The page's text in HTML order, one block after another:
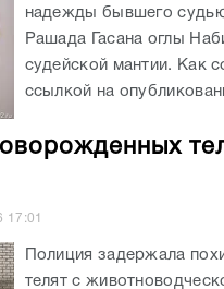
надежды бывшего
Рашада Гасана оглы
судейской мантии. Как
ссылкой на
17:01
Полиция задержала
телят с